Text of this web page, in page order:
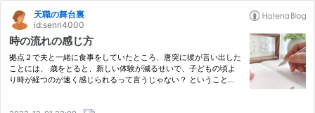
天職の舞台裏
id:senri4000
時の流れの感じ方
拠点２で夫と一緒に食事をしていたところ、唐突に彼が言い出した
ことには、 歳をとると、新しい体験が減るせいで、子どもの頃よ
り時が経つのが速く感じられるって言うじゃない？ ということ